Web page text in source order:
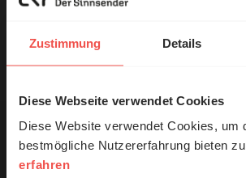
Zustimmung Details
Diese Webseite verwendet Cookies
Diese Website verwendet Cookies, um
bestmögliche Nutzererfahrung bieten
erfahren
© Ruth Schneider / ERF